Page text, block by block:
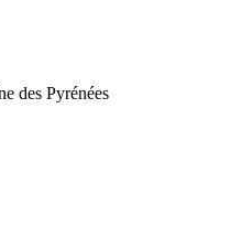
des Pyrénées